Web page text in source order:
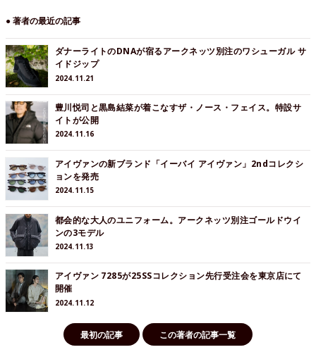
● 著者の最近の記事
ダナーライトのDNAが宿るアークネッツ別注のワシューガル サ
イドジップ
2024.11.21
豊川悦司と黒島結菜が着こなすザ・ノース・フェイス。特設サ
イトが公開
2024.11.16
アイヴァンの新ブランド「イーバイ アイヴァン」2ndコレクシ
ョンを発売
2024.11.15
都会的な大人のユニフォーム。アークネッツ別注ゴールドウイ
ンの3モデル
2024.11.13
アイヴァン 7285が25SSコレクション先行受注会を東京店にて
開催
2024.11.12
最初の記事 この著者の記事一覧